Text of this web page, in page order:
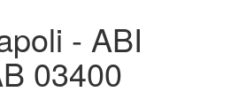
- ABI
03400